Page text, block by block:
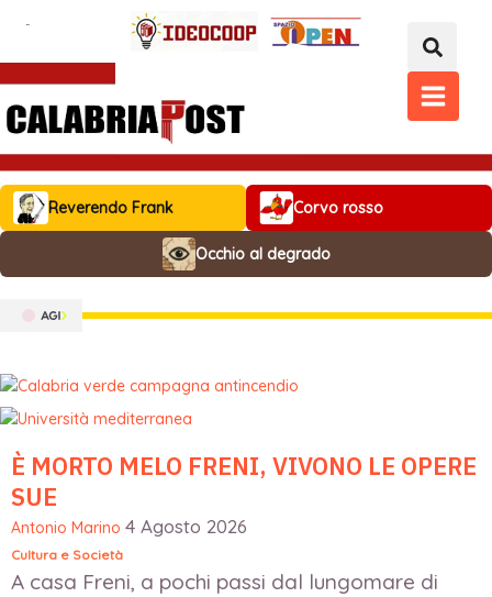
contenuto
MAIN
MENU
Reverendo Frank Corvo rosso
Occhio al degrado
È MORTO MELO FRENI, VIVONO LE OPERE
SUE
Antonio Marino 4 Agosto 2026
Cultura e Società
A casa Freni, a pochi passi dal lungomare di